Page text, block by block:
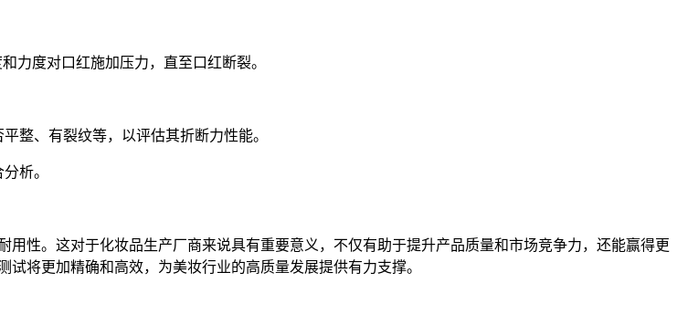
度对口红施加压力，直至口红断裂。
、有裂纹等，以评估其折断力性能。
析。
用性。这对于化妆品生产厂商来说具有重要意义，不仅有助于提升产品质量和市场竞争力，还能赢得更
将更加精确和高效，为美妆行业的高质量发展提供有力支撑。